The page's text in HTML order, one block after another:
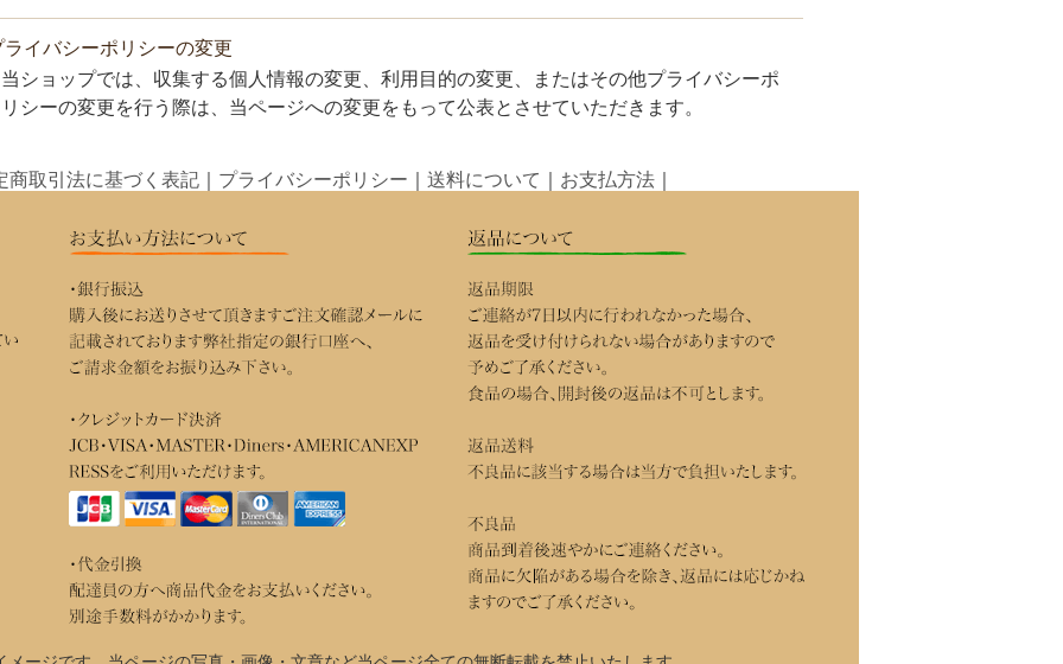
ライバシーポリシーの変更
当ショップでは、収集する個人情報の変更、利用目的の変更、またはその他プライバシーポ
リシーの変更を行う際は、当ページへの変更をもって公表とさせていただきます。
商取引法に基づく表記 プライバシーポリシー 送料について お支払方法